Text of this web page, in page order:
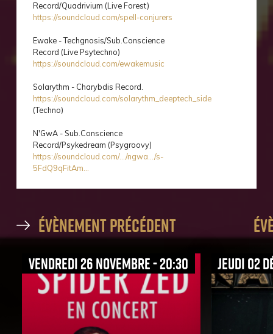
Record/Quadrivium (Live Forest)
https://soundcloud.com/spell-conjurers
Ewake - Techgnosis/Sub.Conscience
Record (Live Psytechno)
https://soundcloud.com/ewakemusic
Solarythm - Charybdis Record.
https://soundcloud.com/solarythm_deeptech_side
(Techno)
N'GwA - Sub.Conscience
Record/Psykedream (Psygroovy)
https://soundcloud.com/.../ngwa.../s-
5FdQ9qFitAm...
évènement précédent
vendredi 26 novembre - 20:30 jeudi 02